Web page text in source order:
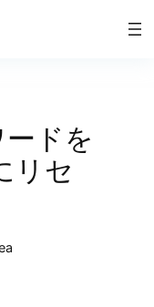
ドを
リセ